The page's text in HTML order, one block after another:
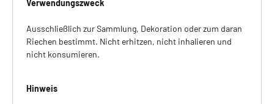
Verwendungszweck
Ausschließlich zur Sammlung, Dekoration oder zum daran
Riechen bestimmt. Nicht erhitzen, nicht inhalieren und
nicht konsumieren.
Hinweis